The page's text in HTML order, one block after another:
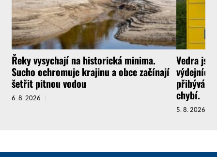
Řeky vysychají na historická minima.
Sucho ochromuje krajinu a obce začínají
šetřit pitnou vodou
6. 8. 2026
Vedra
výdejních
přibývá a
chybí.
5. 8. 2026